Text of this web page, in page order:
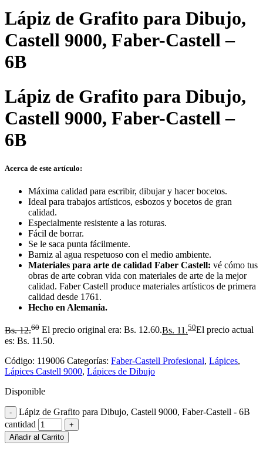
Lápiz de Grafito para Dibujo,
Castell 9000, Faber-Castell –
6B
Lápiz de Grafito para Dibujo,
Castell 9000, Faber-Castell –
6B
Acerca de este artículo:
Máxima calidad para escribir, dibujar y hacer bocetos.
Ideal para trabajos artísticos, esbozos y bocetos de gran
calidad.
Especialmente resistente a las roturas.
Fácil de borrar.
Se le saca punta fácilmente.
Barniz al agua respetuoso con el medio ambiente.
Materiales para arte de calidad Faber Castell: vé cómo tus
obras de arte cobran vida con materiales de arte de la mejor
calidad. Faber Castell produce materiales artísticos de primera
calidad desde 1761.
Hecho en Alemania.
Bs. 12.60 El precio original era: Bs. 12.60.Bs. 11.50El precio actual
es: Bs. 11.50.
Código: 119006 Categorías: Faber-Castell Profesional, Lápices,
Lápices Castell 9000, Lápices de Dibujo
Disponible
Lápiz de Grafito para Dibujo, Castell 9000, Faber-Castell - 6B
cantidad
Añadir al Carrito